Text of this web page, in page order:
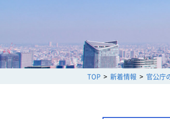
安全への取
制度・法規
サイバーセキ
架装物の安全
TOP 新着情報 官公庁